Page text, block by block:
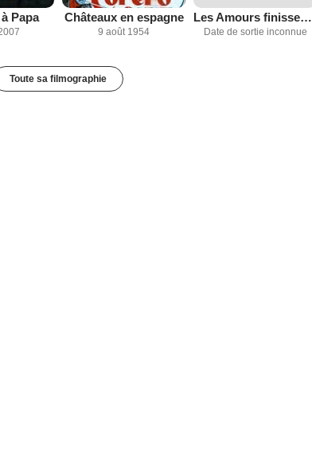
Papa Châteaux en espagne
9 août 1954
Les Amours finissent à l'aube
Date de sortie inconnue
Toute sa filmographie